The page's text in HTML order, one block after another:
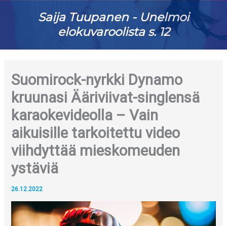
Saija Tuupanen - Unelmoi
elokuvaroolista s. 12
Suomirock-nyrkki Dynamo
kruunasi Ääriviivat-singlensä
karaokevideolla – Vain
aikuisille tarkoitettu video
viihdyttää mieskomeuden
ystäviä
26.12.2022